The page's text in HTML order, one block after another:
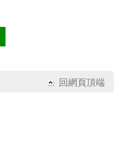
回網頁頂端